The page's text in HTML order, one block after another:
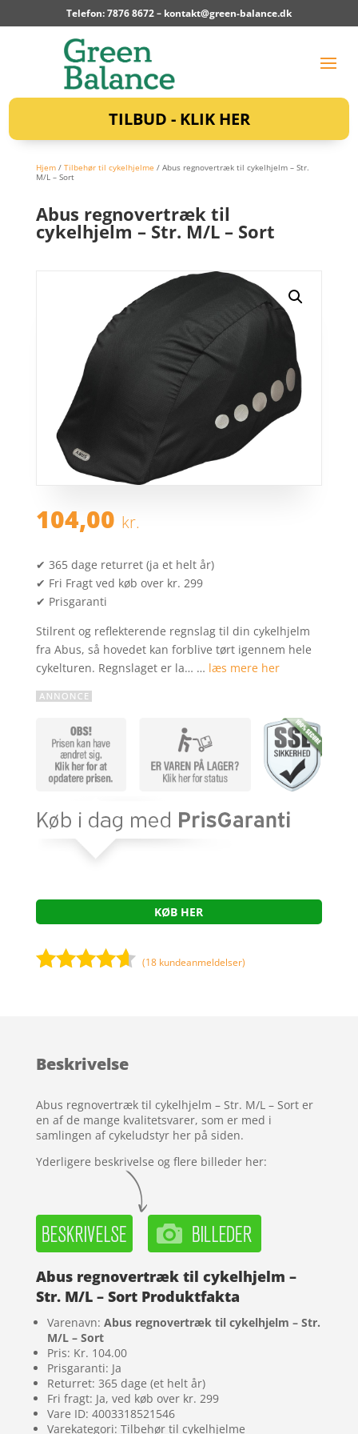
Telefon: 7876 8672 – kontakt@green-balance.dk
TILBUD - KLIK HER
Hjem/ Tilbehør til cykelhjelme / Abus regnovertræk til cykelhjelm – Str.
M/L – Sort
Abus regnovertræk til
cykelhjelm – Str. M/L – Sort
104,00 kr.
✔ 365 dage returret (ja et helt år)
✔ Fri Fragt ved køb over kr. 299
✔ Prisgaranti
Stilrent og reflekterende regnslag til din cykelhjelm
fra Abus, så hovedet kan forblive tørt igennem hele
cykelturen. Regnslaget er la… … læs mere her
KØB HER
på
mmelser
(18 kundeanmeldelser)
Beskrivelse
Abus regnovertræk til cykelhjelm – Str. M/L – Sort er
en af de mange kvalitetsvarer, som er med i
samlingen af cykeludstyr her på siden.
Yderligere beskrivelse og flere billeder her:
Abus regnovertræk til cykelhjelm –
Str. M/L – Sort Produktfakta
Varenavn: Abus regnovertræk til cykelhjelm – Str.
M/L – Sort
Pris: Kr. 104.00
Prisgaranti: Ja
Returret: 365 dage (et helt år)
Fri fragt: Ja, ved køb over kr. 299
Vare ID: 4003318521546
Varekategori: Tilbehør til cykelhjelme